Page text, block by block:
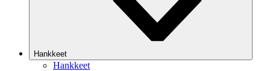
Hankkeet
Hankkeet